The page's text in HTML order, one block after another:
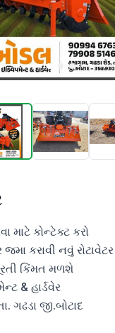
માટે કોન્ટેક્ટ કરો
જમા કરાવી નવું
કિંમત મળશે
& હાર્ડવેર
ગઢડા જી.બોટાદ